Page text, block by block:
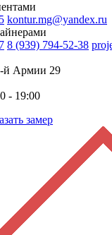
kontur.mg@yandex.ru
8 (939) 794-52-38
й Армии 29
- 19:00
замер